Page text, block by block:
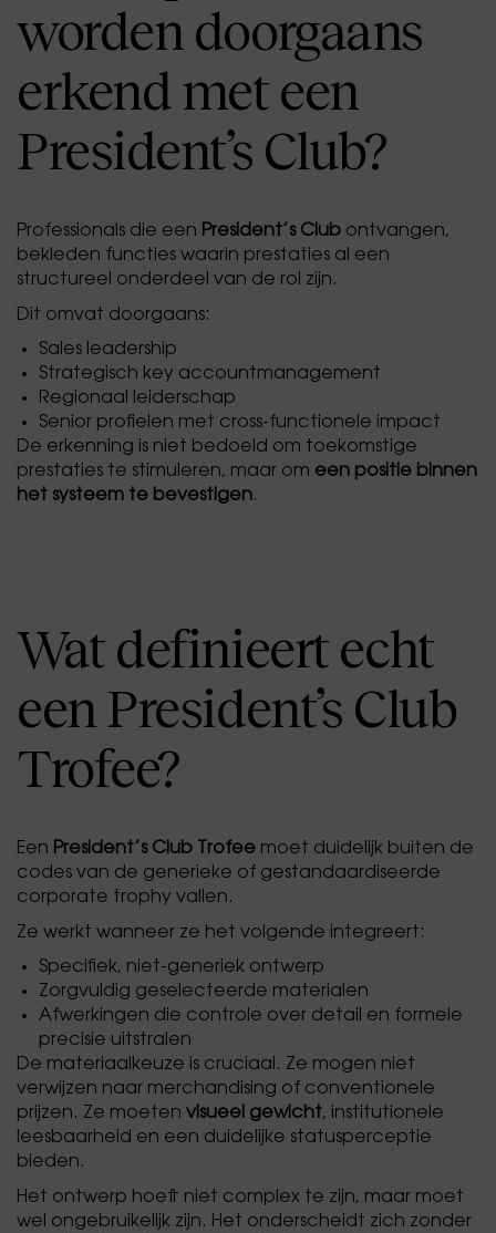
worden doorgaans
erkend met een
President’s Club?
Professionals die een President’s Club ontvangen,
bekleden functies waarin prestaties al een
structureel onderdeel van de rol zijn.
Dit omvat doorgaans:
Sales leadership
Strategisch key accountmanagement
Regionaal leiderschap
Senior profielen met cross-functionele impact
De erkenning is niet bedoeld om toekomstige
prestaties te stimuleren, maar om een positie binnen
het systeem te bevestigen.
Wat definieert echt
een President’s Club
Trofee?
Een President’s Club Trofee moet duidelijk buiten de
codes van de generieke of gestandaardiseerde
corporate trophy vallen.
Ze werkt wanneer ze het volgende integreert:
Specifiek, niet-generiek ontwerp
Zorgvuldig geselecteerde materialen
Afwerkingen die controle over detail en formele
precisie uitstralen
De materiaalkeuze is cruciaal. Ze mogen niet
verwijzen naar merchandising of conventionele
prijzen. Ze moeten visueel gewicht, institutionele
leesbaarheid en een duidelijke statusperceptie
bieden.
Het ontwerp hoeft niet complex te zijn, maar moet
wel ongebruikelijk zijn. Het onderscheidt zich zonder